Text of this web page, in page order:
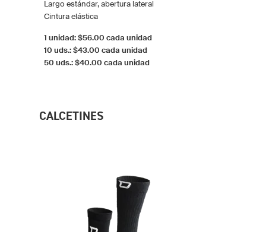
Largo estándar, abertura lateral
Cintura elástica
1 unidad: $56.00 cada unidad
10 uds.: $43.00 cada unidad
50 uds.: $40.00 cada unidad
CALCETINES